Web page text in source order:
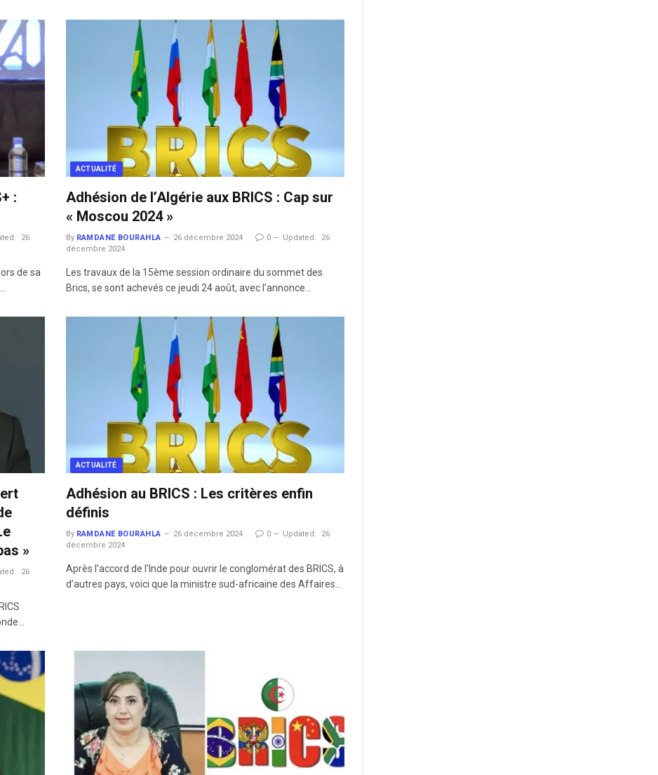
:
26
de sa
ACTUALITÉ
Adhésion de l’Algérie aux BRICS : Cap sur
« Moscou 2024 »
By RAMDANE BOURAHLA 26 décembre 2024 0 Updated:
26
décembre 2024
Les travaux de la 15ème session ordinaire du sommet des
Brics, se sont achevés ce jeudi 24 août, avec l’annonce…
»
26
ACTUALITÉ
Adhésion au BRICS : Les critères enfin
définis
By RAMDANE BOURAHLA 26 décembre 2024 0 Updated:
26
décembre 2024
Après l’accord de l’Inde pour ouvrir le conglomérat des BRICS, à
d’autres pays, voici que la ministre sud-africaine des Affaires…